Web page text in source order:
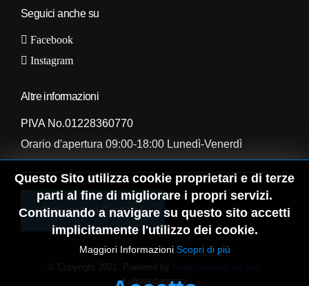
Seguici anche su
Facebook
Instagram
Altre informazioni
PIVA No.01228360770
Orario d'apertura 09:00-18:00 Lunedì-Venerdì
Preventivo Gratuito
© Copyright 2021. Powered by
Realizzazione siti web
Keltawebagency
Questo Sito utilizza cookie proprietari e di terze
parti al fine di migliorare i propri servizi.
Continuando a navigare su questo sito accetti
implicitamente l'utilizzo dei cookie.
Maggiori Informazioni Scopri di più